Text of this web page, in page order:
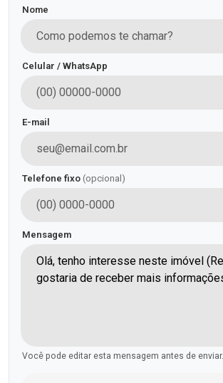
Nome
Celular / WhatsApp
E-mail
Telefone fixo (opcional)
Mensagem
Você pode editar esta mensagem antes de enviar.